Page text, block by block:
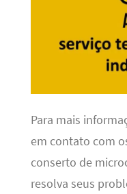
Para mais
em contato com
conserto de
resolva seus